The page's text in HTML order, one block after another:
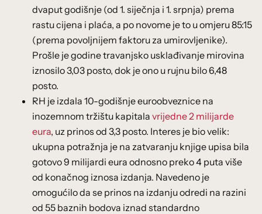
dvaput godišnje (od 1. siječnja i 1. srpnja) prema
rastu cijena i plaća, a po novome je to u omjeru 85:15
(prema povoljnijem faktoru za umirovljenike).
Prošle je godine travanjsko usklađivanje mirovina
iznosilo 3,03 posto, dok je ono u rujnu bilo 6,48
posto.
RH je izdala 10-godišnje euroobveznice na
inozemnom tržištu kapitala vrijedne 2 milijarde
eura, uz prinos od 3,3 posto. Interes je bio velik:
ukupna potražnja je na zatvaranju knjige upisa bila
gotovo 9 milijardi eura odnosno preko 4 puta više
od konačnog iznosa izdanja. Navedeno je
omogućilo da se prinos na izdanju odredi na razini
od 55 baznih bodova iznad standardno